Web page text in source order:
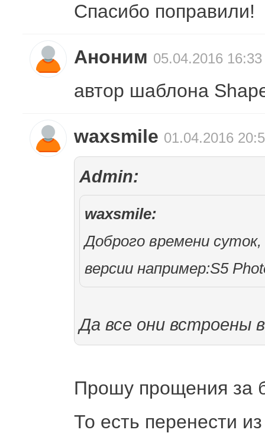
Спасибо поправили!
Аноним 05.04.2016 16:33
автор шаблона
waxsmile 01.04.2016
Admin:
waxsmile:
Доброго времени
версии например:S5
Да все они
Прошу прощения за
То есть перенести